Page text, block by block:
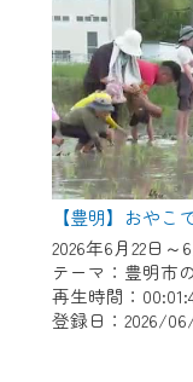
【豊明】おやこ
2026年6月22日～
テーマ：豊明市
再生時間：
登録日：2026/
一部コンテ
CCNetサー
ページ※』へ
す。
何卒、ご理
いたします。
※マイページ
要となります
※MyIDとは、
各種サービス